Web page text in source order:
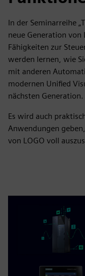
In der Seminarreihe
neue Generation von
Fähigkeiten zur
werden lernen, wie
mit anderen
modernen Unified
nächsten Generation.
Es wird auch
Anwendungen
von LOGO voll